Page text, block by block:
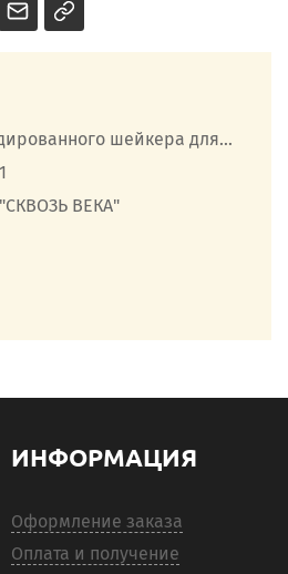
шейкера для...
ВЕКА"
ИНФОРМАЦИЯ
Оформление заказа
Оплата и получение